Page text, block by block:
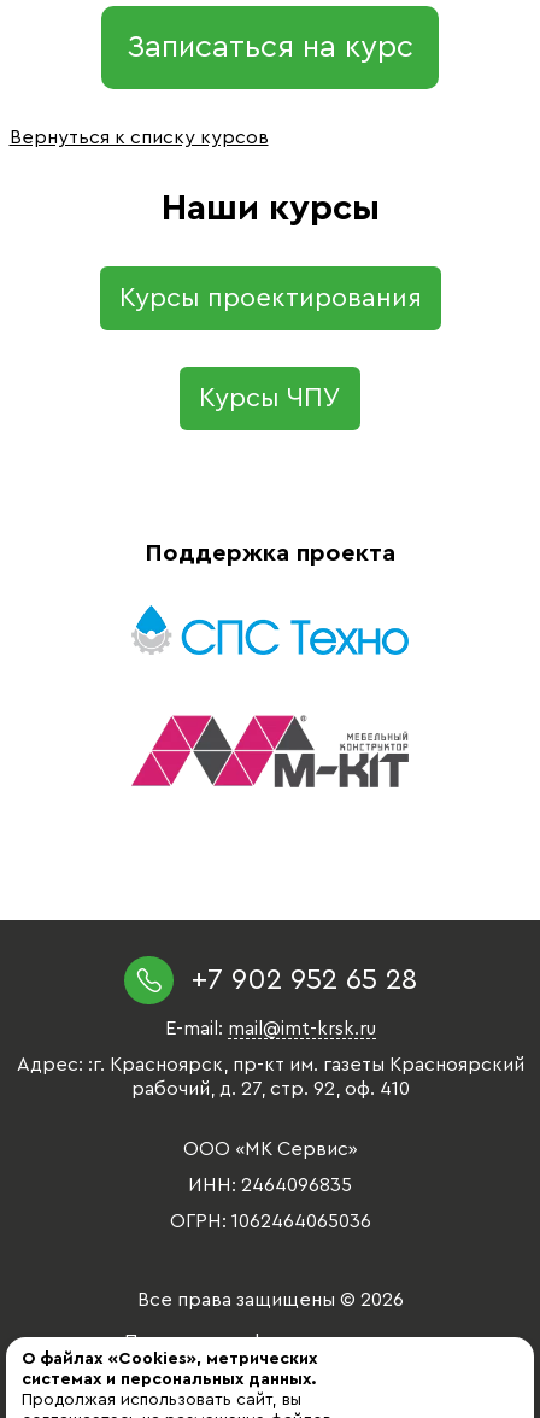
Записаться на курс
Вернуться к списку курсов
Наши курсы
Курсы проектирования
Курсы ЧПУ
Поддержка проекта
ООО «МК Сервис»
ИНН: 2464096835
ОГРН: 1062464065036
+7 902 952 65 28
E-mail: mail@imt-krsk.ru
Адрес: :г. Красноярск, пр-кт им. газеты Красноярский
рабочий, д. 27, стр. 92, оф. 410
Все права защищены © 2026
Политика конфиденциальности
О файлах «Cookies», метрических
системах и персональных данных.
Продолжая использовать сайт, вы